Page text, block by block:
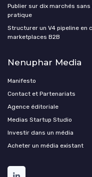
Publier sur dix marchés
pratique
Structurer un V4 pipeline en
marketplaces B2B
Nenuphar Media
Manifesto
Contact et Partenariats
Agence éditoriale
Medias Startup Studio
Investir dans un média
Acheter un média existant